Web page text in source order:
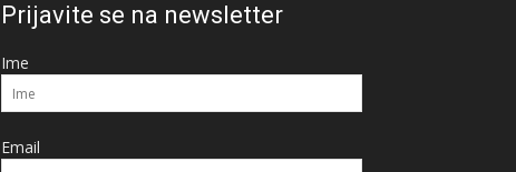
Prijavite se na newsletter
Ime
Email